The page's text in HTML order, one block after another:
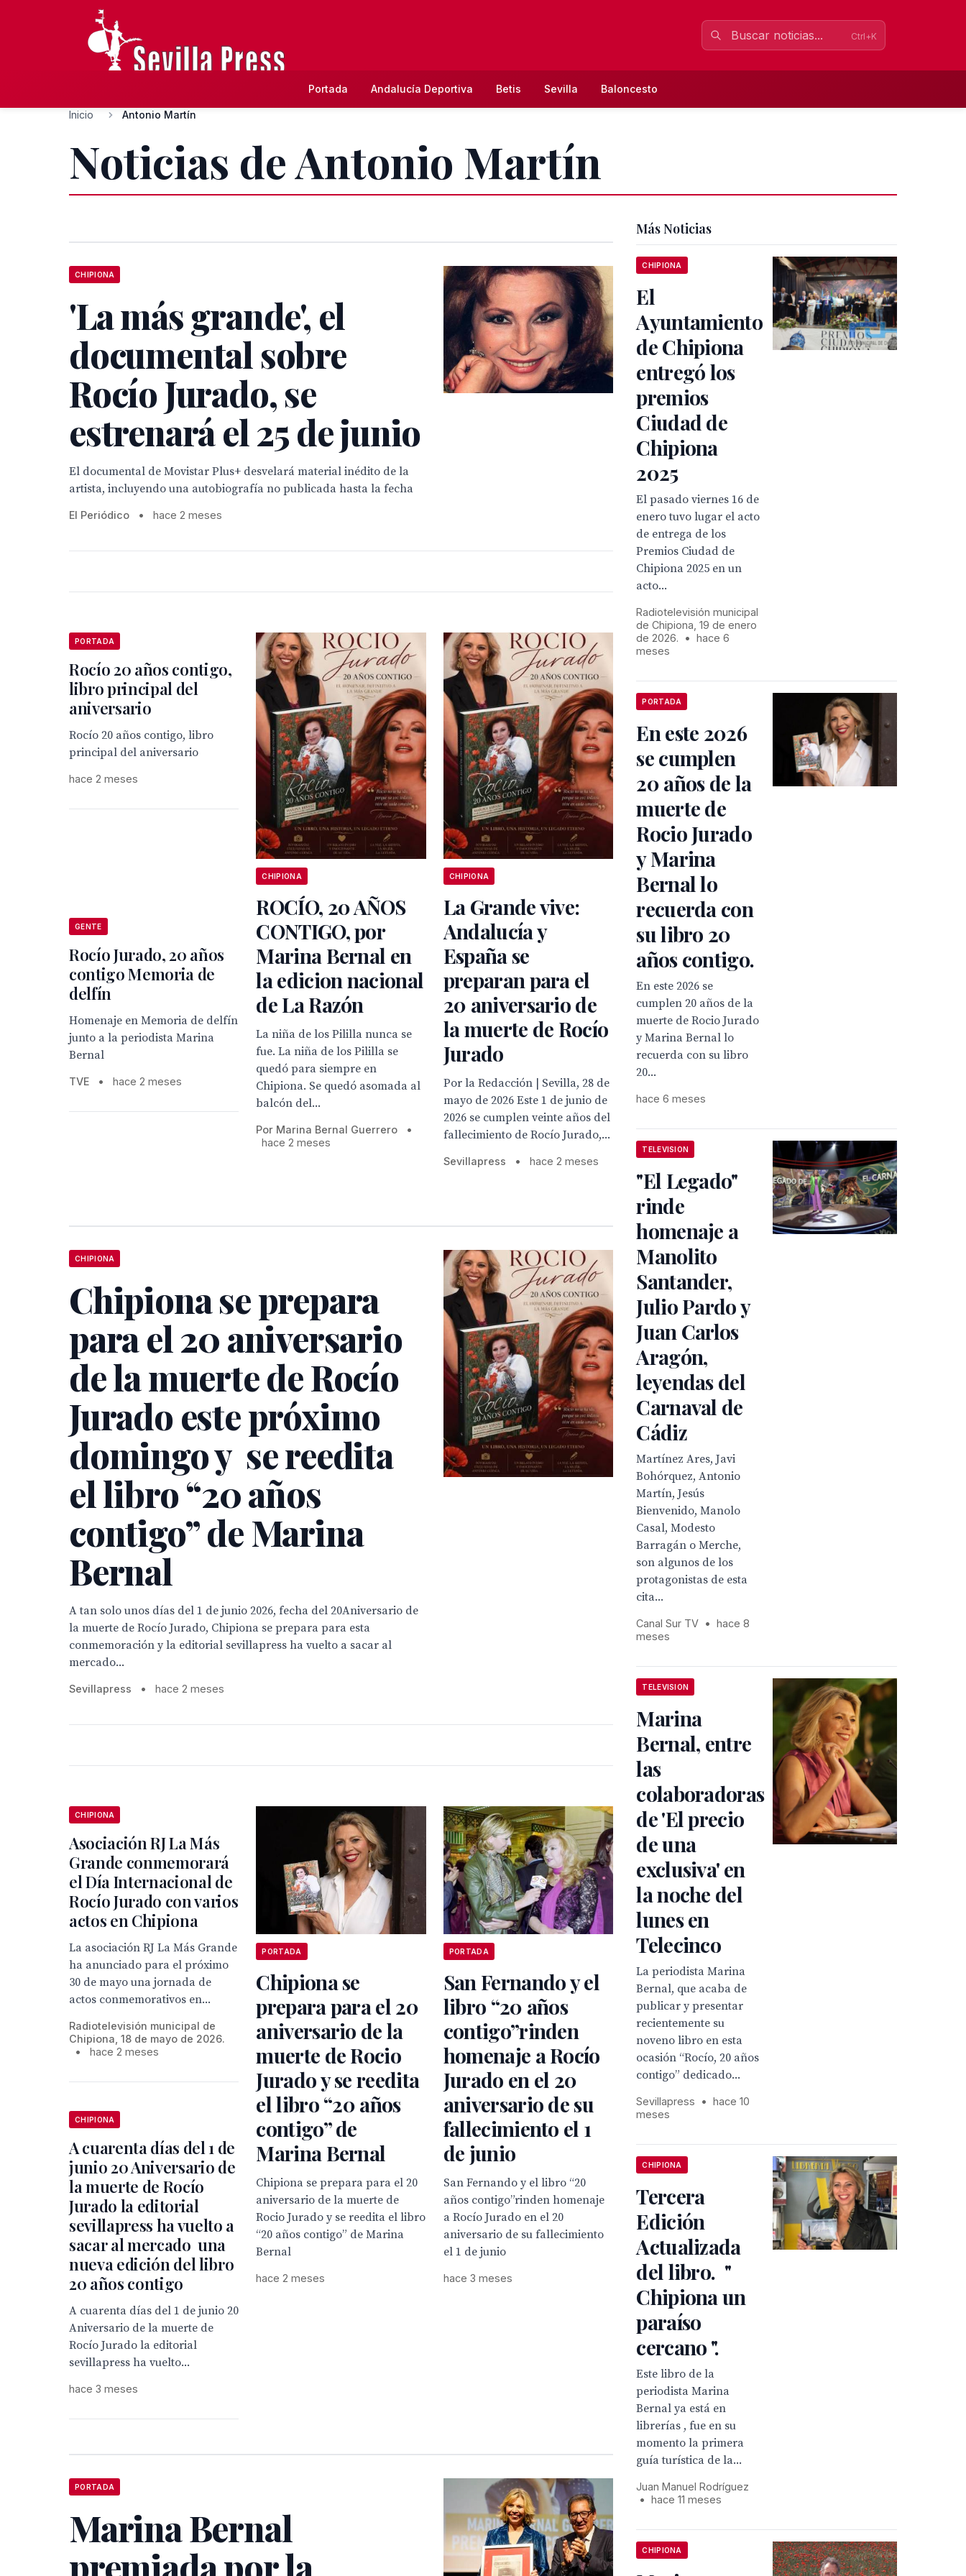
Ctrl+K
Portada Andalucía Deportiva Betis Sevilla Baloncesto
Inicio Antonio Martín
Noticias de Antonio Martín
CHIPIONA
'La más grande', el
documental sobre
Rocío Jurado, se
estrenará el 25 de junio
El documental de Movistar Plus+ desvelará material inédito de la
artista, incluyendo una autobiografía no publicada hasta la fecha
El Periódico • hace 2 meses
PORTADA
Rocío 20 años contigo,
libro principal del
aniversario
Rocío 20 años contigo, libro
principal del aniversario
hace 2 meses
CHIPIONA
ROCÍO, 20 AÑOS
CONTIGO, por
Marina Bernal en
la edicion nacional
de La Razón
La niña de los Pililla nunca se
fue. La niña de los Pililla se
quedó para siempre en
Chipiona. Se quedó asomada al
balcón del...
Por Marina Bernal Guerrero
•
hace 2 meses
CHIPIONA
La Grande vive:
Andalucía y
España se
preparan para el
20 aniversario de
la muerte de Rocío
Jurado
Por la Redacción | Sevilla, 28 de
mayo de 2026 Este 1 de junio de
2026 se cumplen veinte años del
fallecimiento de Rocío Jurado,...
Sevillapress • hace 2 meses
GENTE
Rocío Jurado, 20 años
contigo Memoria de
delfín
Homenaje en Memoria de delfín
junto a la periodista Marina
Bernal
TVE • hace 2 meses
CHIPIONA
Chipiona se prepara
para el 20 aniversario
de la muerte de Rocío
Jurado este próximo
domingo y se reedita
el libro “20 años
contigo” de Marina
Bernal
A tan solo unos días del 1 de junio 2026, fecha del 20Aniversario de
la muerte de Rocío Jurado, Chipiona se prepara para esta
conmemoración y la editorial sevillapress ha vuelto a sacar al
mercado...
Sevillapress • hace 2 meses
CHIPIONA
Asociación RJ La Más
Grande conmemorará
el Día Internacional de
Rocío Jurado con varios
actos en Chipiona
La asociación RJ La Más Grande
ha anunciado para el próximo
30 de mayo una jornada de
actos conmemorativos en...
Radiotelevisión municipal de
Chipiona, 18 de mayo de 2026.
•
hace 2 meses
PORTADA
Chipiona se
prepara para el 20
aniversario de la
muerte de Rocio
Jurado y se reedita
el libro “20 años
contigo” de
Marina Bernal
Chipiona se prepara para el 20
aniversario de la muerte de
Rocio Jurado y se reedita el libro
“20 años contigo” de Marina
Bernal
hace 2 meses
PORTADA
San Fernando y el
libro “20 años
contigo”rinden
homenaje a Rocío
Jurado en el 20
aniversario de su
fallecimiento el 1
de junio
San Fernando y el libro “20
años contigo”rinden homenaje
a Rocío Jurado en el 20
aniversario de su fallecimiento
el 1 de junio
hace 3 meses
CHIPIONA
A cuarenta días del 1 de
junio 20 Aniversario de
la muerte de Rocío
Jurado la editorial
sevillapress ha vuelto a
sacar al mercado una
nueva edición del libro
20 años contigo
A cuarenta días del 1 de junio 20
Aniversario de la muerte de
Rocío Jurado la editorial
sevillapress ha vuelto...
hace 3 meses
PORTADA
Marina Bernal
Más Noticias
CHIPIONA
El
Ayuntamiento
de Chipiona
entregó los
premios
Ciudad de
Chipiona
2025
El pasado viernes 16 de
enero tuvo lugar el acto
de entrega de los
Premios Ciudad de
Chipiona 2025 en un
acto...
Radiotelevisión municipal
de Chipiona, 19 de enero
de 2026.
•
hace 6
meses
PORTADA
En este 2026
se cumplen
20 años de la
muerte de
Rocio Jurado
y Marina
Bernal lo
recuerda con
su libro 20
años contigo.
En este 2026 se
cumplen 20 años de la
muerte de Rocio Jurado
y Marina Bernal lo
recuerda con su libro
20...
hace 6 meses
TELEVISION
"El Legado"
rinde
homenaje a
Manolito
Santander,
Julio Pardo y
Juan Carlos
Aragón,
leyendas del
Carnaval de
Cádiz
Martínez Ares, Javi
Bohórquez, Antonio
Martín, Jesús
Bienvenido, Manolo
Casal, Modesto
Barragán o Merche,
son algunos de los
protagonistas de esta
cita...
Canal Sur TV •
hace 8
meses
TELEVISION
Marina
Bernal, entre
las
colaboradoras
de 'El precio
de una
exclusiva' en
la noche del
lunes en
Telecinco
La periodista Marina
Bernal, que acaba de
publicar y presentar
recientemente su
noveno libro en esta
ocasión “Rocío, 20 años
contigo” dedicado...
Sevillapress •
hace 10
meses
CHIPIONA
Tercera
Edición
Actualizada
del libro. "
Chipiona un
paraíso
cercano ".
Este libro de la
periodista Marina
Bernal ya está en
librerías , fue en su
momento la primera
guía turística de la...
Juan Manuel Rodríguez
•
hace 11 meses
CHIPIONA